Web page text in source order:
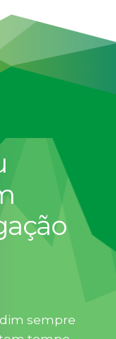
sempre